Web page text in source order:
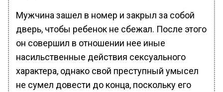
Мужчина зашел в номер и закрыл за собой
дверь, чтобы ребенок не сбежал. После этого
он совершил в отношении нее иные
насильственные действия сексуального
характера, однако свой преступный умысел
не сумел довести до конца, поскольку его